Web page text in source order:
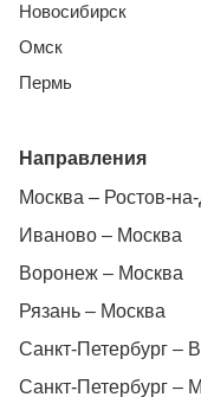
Новосибирск
Омск
Пермь
Направления
Москва – Ростов-
Иваново – Москва
Воронеж – Москва
Рязань – Москва
Санкт-Петербург –
Санкт-Петербург –